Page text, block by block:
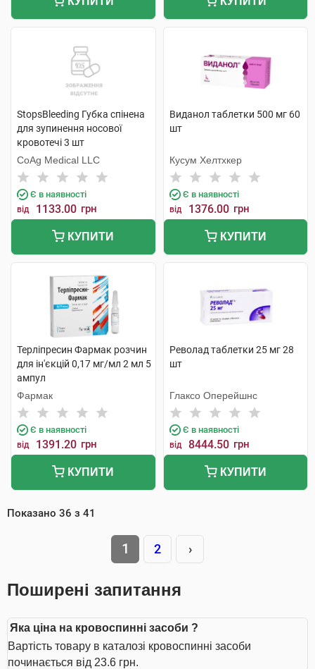
StopsBleeding Губка спінена
для зупинення носової
кровотечі 3 шт
CoAg Medical LLC
Є в наявності
від 1133.00 грн
КУПИТИ
Виданол таблетки 500 мг 60
шт
Кусум Хелтхкер
Є в наявності
від 1376.00 грн
КУПИТИ
Терліпресин Фармак розчин
для ін'єкцій 0,17 мг/мл 2 мл 5
ампул
Фармак
Є в наявності
від 1391.20 грн
КУПИТИ
Револад таблетки 25 мг 28
шт
Глаксо Оперейшнс
Є в наявності
від 8444.50 грн
КУПИТИ
Показано 36 з 41
1 2 ›
Поширені запитання
Яка ціна на кровоспинні засоби ?
Вартість товару в каталозі кровоспинні засоби
починається від 23.6 грн.